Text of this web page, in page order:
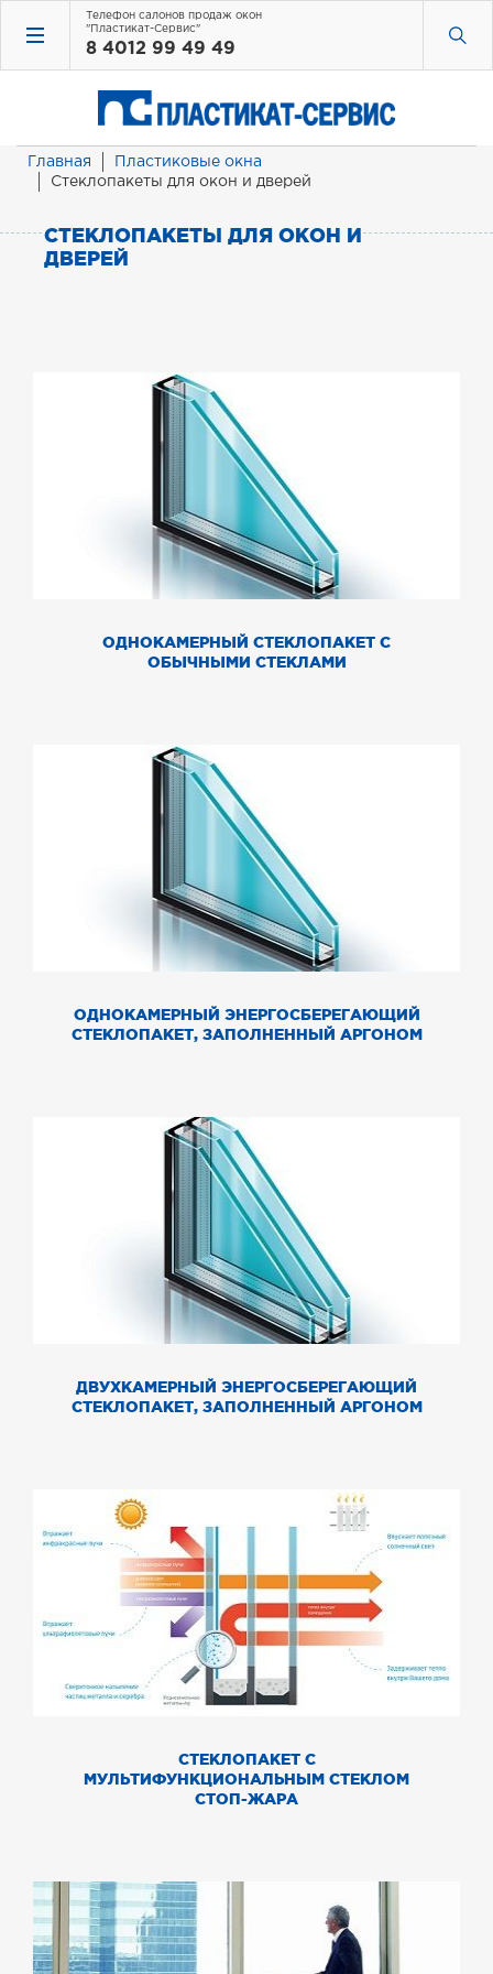
Телефон салонов продаж окон
"Пластикат-Сервис"
8 4012 99 49 49
Главная
Пластиковые окна
Стеклопакеты для окон и дверей
СТЕКЛОПАКЕТЫ ДЛЯ ОКОН И
ДВЕРЕЙ
ОДНОКАМЕРНЫЙ СТЕКЛОПАКЕТ С
ОБЫЧНЫМИ СТЕКЛАМИ
ОДНОКАМЕРНЫЙ ЭНЕРГОСБЕРЕГАЮЩИЙ
СТЕКЛОПАКЕТ, ЗАПОЛНЕННЫЙ АРГОНОМ
ДВУХКАМЕРНЫЙ ЭНЕРГОСБЕРЕГАЮЩИЙ
СТЕКЛОПАКЕТ, ЗАПОЛНЕННЫЙ АРГОНОМ
СТЕКЛОПАКЕТ С
МУЛЬТИФУНКЦИОНАЛЬНЫМ СТЕКЛОМ
СТОП-ЖАРА